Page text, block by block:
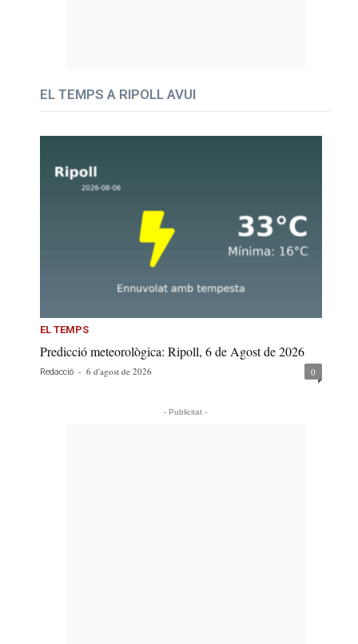
EL TEMPS A RIPOLL AVUI
EL TEMPS
Predicció meteorològica: Ripoll, 6 de Agost de 2026
Redacció - 6 d'agost de 2026 0
- Publicitat -